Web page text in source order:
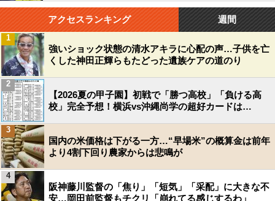
アクセスランキング 週間
強いショック状態の清水アキラに心配の声…子供を亡
くした神田正輝らもたどった遺族ケアの道のり
1
【2026夏の甲子園】初戦で「勝つ高校」「負ける高
校」完全予想！横浜vs沖縄尚学の超好カードは…
2
国内の米価格は下がる一方…“早場米”の概算金は前年
より4割下回り農家からは悲鳴が
3
阪神藤川監督の「焦り」「短気」「采配」に大きな不
安…岡田前監督もチクリ「崩れてる感じするわ」
4